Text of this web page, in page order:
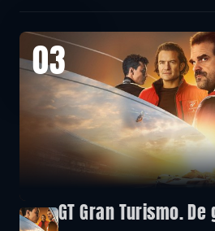
03
GT Gran Turismo. De